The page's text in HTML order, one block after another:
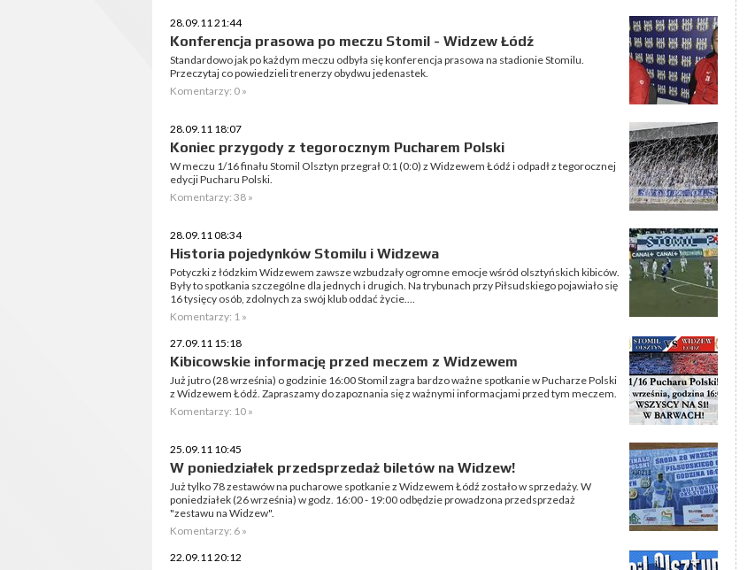
28.09.11 21:44
Konferencja prasowa po meczu Stomil - Widzew Łódź
Standardowo jak po każdym meczu odbyła się konferencja prasowa na stadionie Stomilu.
Przeczytaj co powiedzieli trenerzy obydwu jedenastek.
Komentarzy: 0 »
28.09.11 18:07
Koniec przygody z tegorocznym Pucharem Polski
W meczu 1/16 finału Stomil Olsztyn przegrał 0:1 (0:0) z Widzewem Łódź i odpadł z tegorocznej
edycji Pucharu Polski.
Komentarzy: 38 »
28.09.11 08:34
Historia pojedynków Stomilu i Widzewa
Potyczki z łódzkim Widzewem zawsze wzbudzały ogromne emocje wśród olsztyńskich kibiców.
Były to spotkania szczególne dla jednych i drugich. Na trybunach przy Piłsudskiego pojawiało się
16 tysięcy osób, zdolnych za swój klub oddać życie....
Komentarzy: 1 »
27.09.11 15:18
Kibicowskie informację przed meczem z Widzewem
Już jutro (28 września) o godzinie 16:00 Stomil zagra bardzo ważne spotkanie w Pucharze Polski
z Widzewem Łódź. Zapraszamy do zapoznania się z ważnymi informacjami przed tym meczem.
Komentarzy: 10 »
25.09.11 10:45
W poniedziałek przedsprzedaż biletów na Widzew!
Już tylko 78 zestawów na pucharowe spotkanie z Widzewem Łódź zostało w sprzedaży. W
poniedziałek (26 września) w godz. 16:00 - 19:00 odbędzie prowadzona przedsprzedaż
"zestawu na Widzew".
Komentarzy: 6 »
22.09.11 20:12